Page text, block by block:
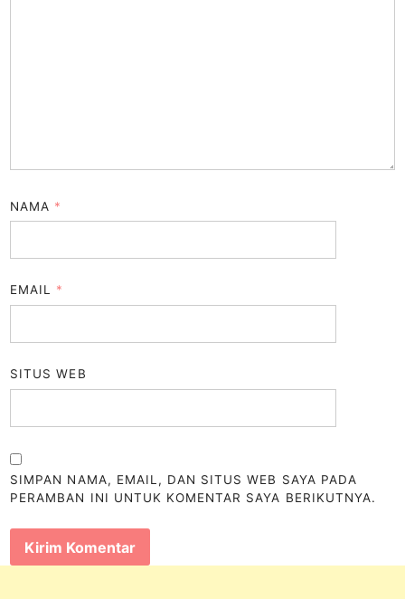
NAMA *
EMAIL *
SITUS WEB
SIMPAN NAMA, EMAIL, DAN SITUS WEB SAYA PADA
PERAMBAN INI UNTUK KOMENTAR SAYA BERIKUTNYA.